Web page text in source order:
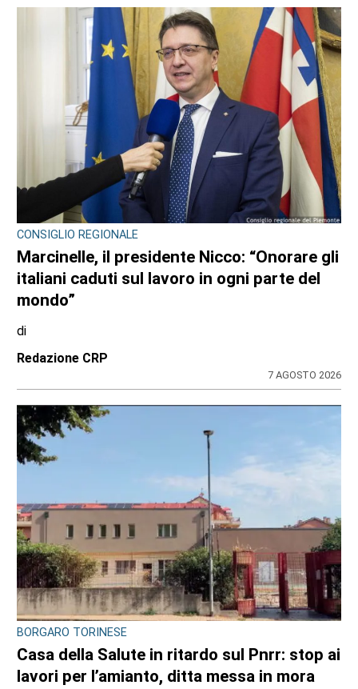
CONSIGLIO REGIONALE
Marcinelle, il presidente Nicco: “Onorare gli
italiani caduti sul lavoro in ogni parte del
mondo”
di
Redazione CRP
7 AGOSTO 2026
BORGARO TORINESE
Casa della Salute in ritardo sul Pnrr: stop ai
lavori per l’amianto, ditta messa in mora